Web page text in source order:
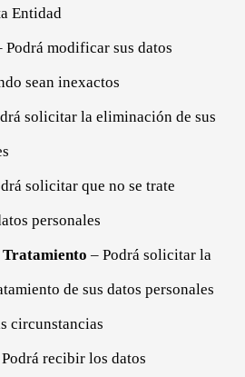
Entidad
Podrá modificar sus datos
sean inexactos
solicitar la eliminación de sus
solicitar que no se trate
personales
– Podrá solicitar la
de sus datos personales
circunstancias
recibir los datos